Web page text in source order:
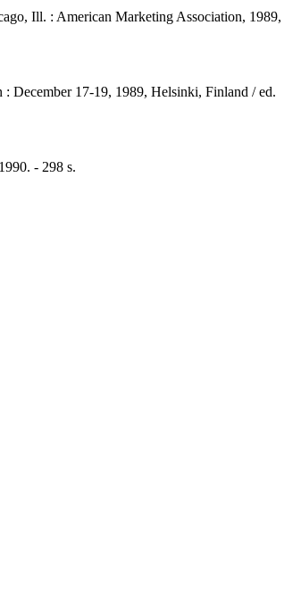
Ill. : American Marketing Association, 1989,
December 17-19, 1989, Helsinki, Finland / ed.
- 298 s.